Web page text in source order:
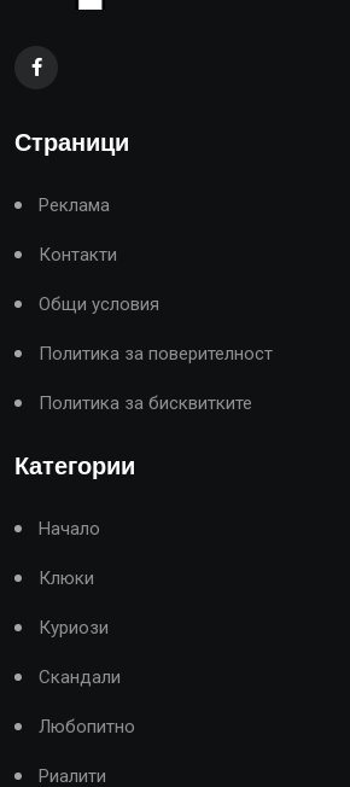
Страници
Реклама
Контакти
Общи условия
Политика за поверителност
Политика за бисквитките
Категории
Начало
Клюки
Куриози
Скандали
Любопитно
Риалити